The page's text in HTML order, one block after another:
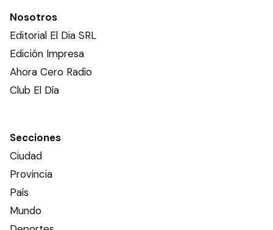
Nosotros
Editorial El Dia SRL
Edición Impresa
Ahora Cero Radio
Club El Día
Secciones
Ciudad
Provincia
País
Mundo